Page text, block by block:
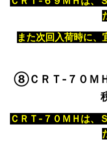
また次回入荷時に、
⑧ＣＲＴ‐７０Ｍ
ＣＲＴ‐７０ＭＨは